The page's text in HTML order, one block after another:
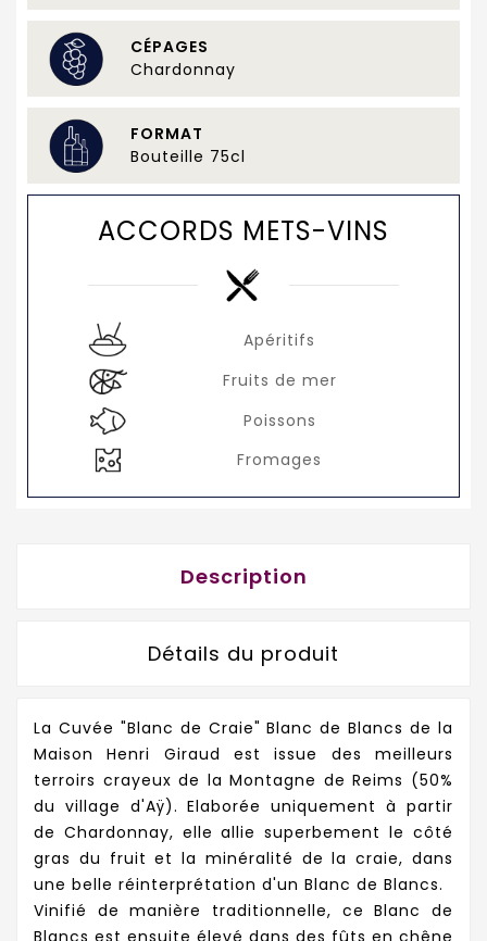
CÉPAGES
Chardonnay
FORMAT
Bouteille 75cl
ACCORDS METS-VINS
Apéritifs
Fruits de mer
Poissons
Fromages
Description
Détails du produit
La Cuvée "Blanc de Craie" Blanc de Blancs de la
Maison Henri Giraud est issue des meilleurs
terroirs crayeux de la Montagne de Reims (50%
du village d'Aÿ). Elaborée uniquement à partir
de Chardonnay, elle allie superbement le côté
gras du fruit et la minéralité de la craie, dans
une belle réinterprétation d'un Blanc de Blancs.
Vinifié de manière traditionnelle, ce Blanc de